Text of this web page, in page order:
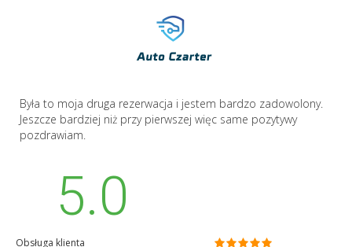
Była to moja druga rezerwacja i jestem bardzo zadowolony.
Jeszcze bardziej niż przy pierwszej więc same pozytywy
pozdrawiam.
5.0
Obsługa klienta